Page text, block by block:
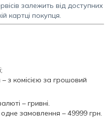
залежить від доступних
картці покупця.
з комісією за грошовий
– гривні.
замовлення – 49999 грн.